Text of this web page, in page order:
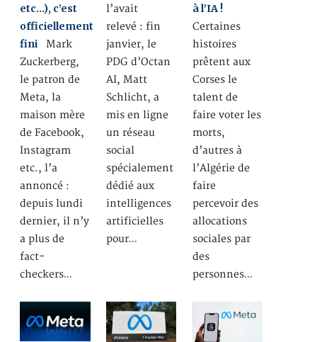
etc…), c’est
officiellement
fini Mark
Zuckerberg,
le patron de
Meta, la
maison mère
de Facebook,
Instagram
etc., l’a
annoncé :
depuis lundi
dernier, il n’y
a plus de
fact-
checkers…
l’avait
relevé : fin
janvier, le
PDG d’Octan
AI, Matt
Schlicht, a
mis en ligne
un réseau
social
spécialement
dédié aux
intelligences
artificielles
pour…
à l’IA !
Certaines
histoires
prêtent aux
Corses le
talent de
faire voter les
morts,
d’autres à
l’Algérie de
faire
percevoir des
allocations
sociales par
des
personnes…